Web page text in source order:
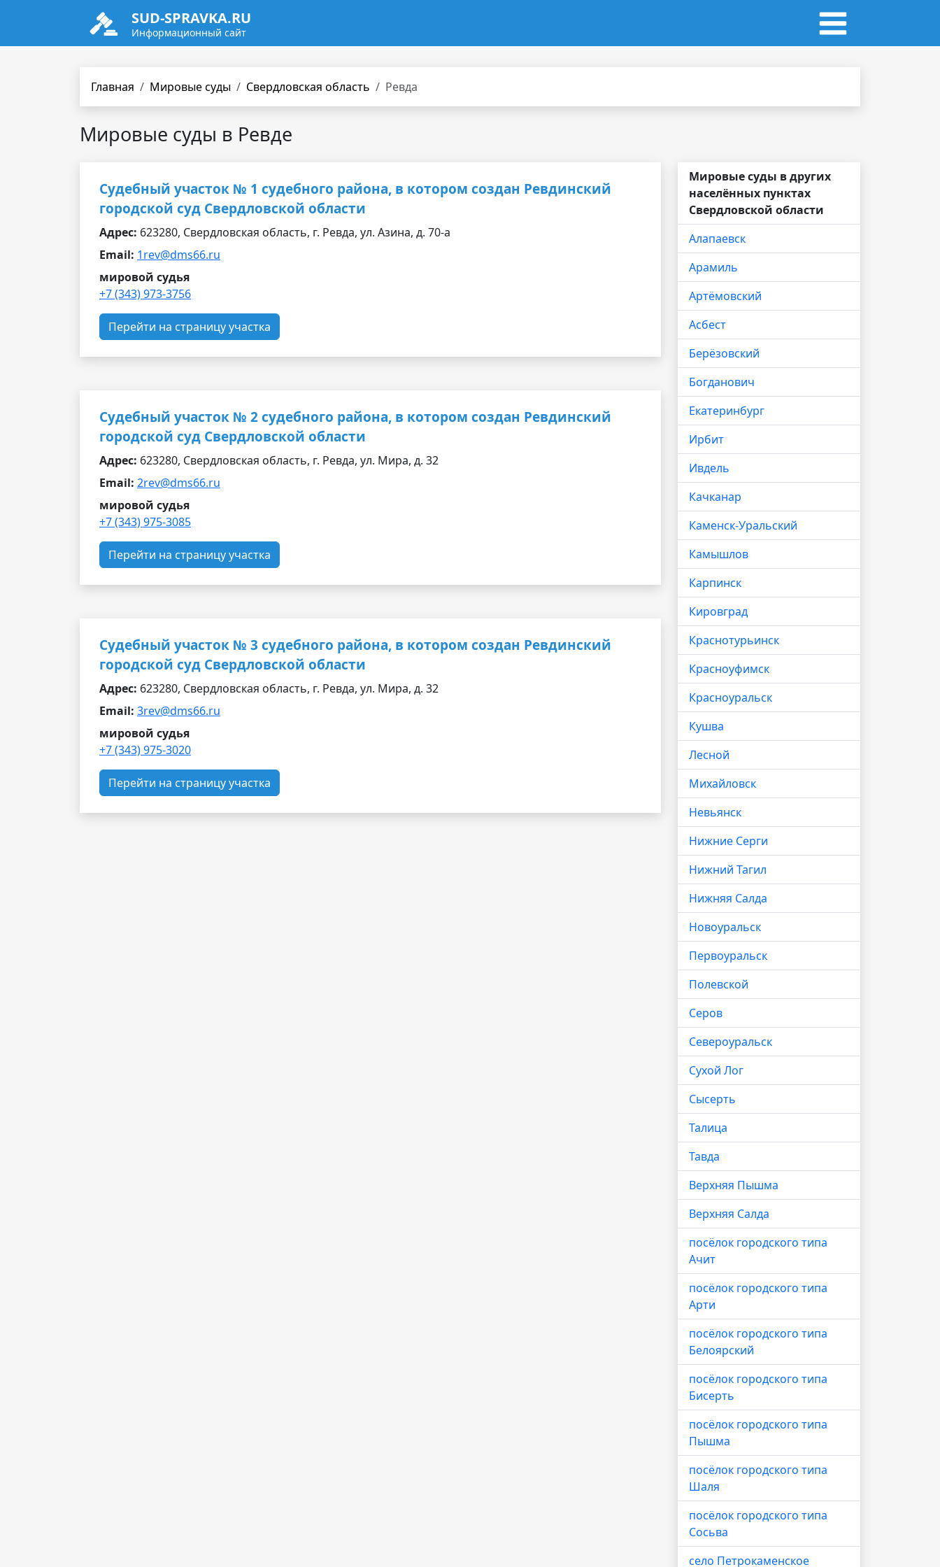
SUD-SPRAVKA.RU
Информационный сайт
Главная Мировые суды Свердловская область Ревда
Мировые суды в Ревде
Судебный участок № 1 судебного района, в котором создан Ревдинский
городской суд Свердловской области
Адрес: 623280, Свердловская область, г. Ревда, ул. Азина, д. 70-а
Email: 1rev@dms66.ru
мировой судья
+7 (343) 973-3756
Перейти на страницу участка
Судебный участок № 2 судебного района, в котором создан Ревдинский
городской суд Свердловской области
Адрес: 623280, Свердловская область, г. Ревда, ул. Мира, д. 32
Email: 2rev@dms66.ru
мировой судья
+7 (343) 975-3085
Перейти на страницу участка
Судебный участок № 3 судебного района, в котором создан Ревдинский
городской суд Свердловской области
Адрес: 623280, Свердловская область, г. Ревда, ул. Мира, д. 32
Email: 3rev@dms66.ru
мировой судья
+7 (343) 975-3020
Перейти на страницу участка
Мировые суды в других
населённых пунктах
Свердловской области
Алапаевск
Арамиль
Артёмовский
Асбест
Берёзовский
Богданович
Екатеринбург
Ирбит
Ивдель
Качканар
Каменск-Уральский
Камышлов
Карпинск
Кировград
Краснотурьинск
Красноуфимск
Красноуральск
Кушва
Лесной
Михайловск
Невьянск
Нижние Серги
Нижний Тагил
Нижняя Салда
Новоуральск
Первоуральск
Полевской
Серов
Североуральск
Сухой Лог
Сысерть
Талица
Тавда
Верхняя Пышма
Верхняя Салда
посёлок городского типа
Ачит
посёлок городского типа
Арти
посёлок городского типа
Белоярский
посёлок городского типа
Бисерть
посёлок городского типа
Пышма
посёлок городского типа
Шаля
посёлок городского типа
Сосьва
село Петрокаменское